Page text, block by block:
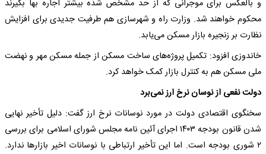
و بالعکس برای موجرانی که از حد مشخص شده بیشتر اجاره بها بگیرند
محکوم خواهند شد. وزارت راه و شهرسازی هم طرفیت جدیدی برای افزایش
نظارت بر زنجیره بازار مسکن می‌یابد.
خاندوزی افزود: تکمیل پروژه‌های ساخت مسکن از جمله مسکن مهر و نهضت
ملی مسکن هم به کنترل بازار کمک خواهد کرد.
دولت نفعی از نوسان نرخ ارز نمی‌برد
سخنگوی اقتصادی دولت در مورد نوسانات نرخ ارز گفت: دلیل تأخیر نهایی
شدن قانون بودجه ۱۴۰۳ اجرای آئین نامه مجلس شورای اسلامی برای بررسی
۲ شوری بودجه است. اما این تأخیر ارتباطی با نوسانات اخیر بازارها ندارد.